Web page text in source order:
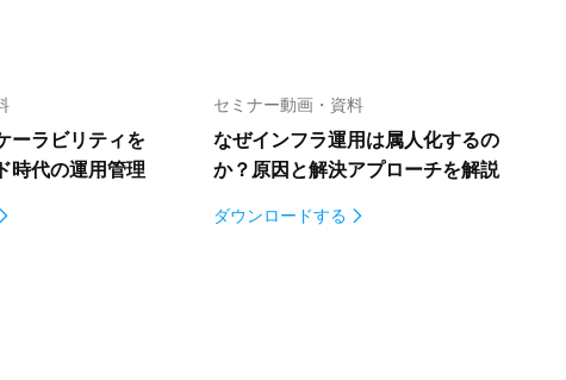
ーラビリティを
時代の運用管理
セミナー動画・資料
なぜインフラ運用は属人化するの
か？ 原因と解決アプローチを解説
ダウンロードする